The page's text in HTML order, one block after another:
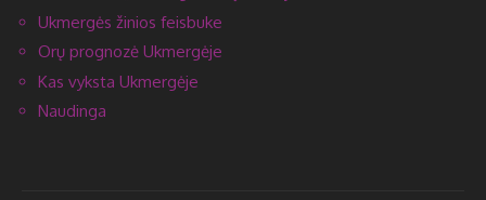
Ukmergės žinios feisbuke
Orų prognozė Ukmergėje
Kas vyksta Ukmergėje
Naudinga